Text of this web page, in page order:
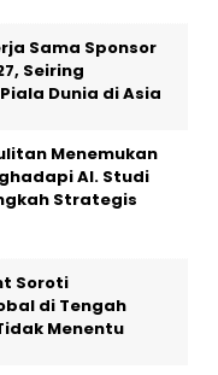
Sama Sponsor
Seiring
Dunia di Asia
Menemukan
AI. Studi
Strategis
Soroti
di Tengah
Menentu